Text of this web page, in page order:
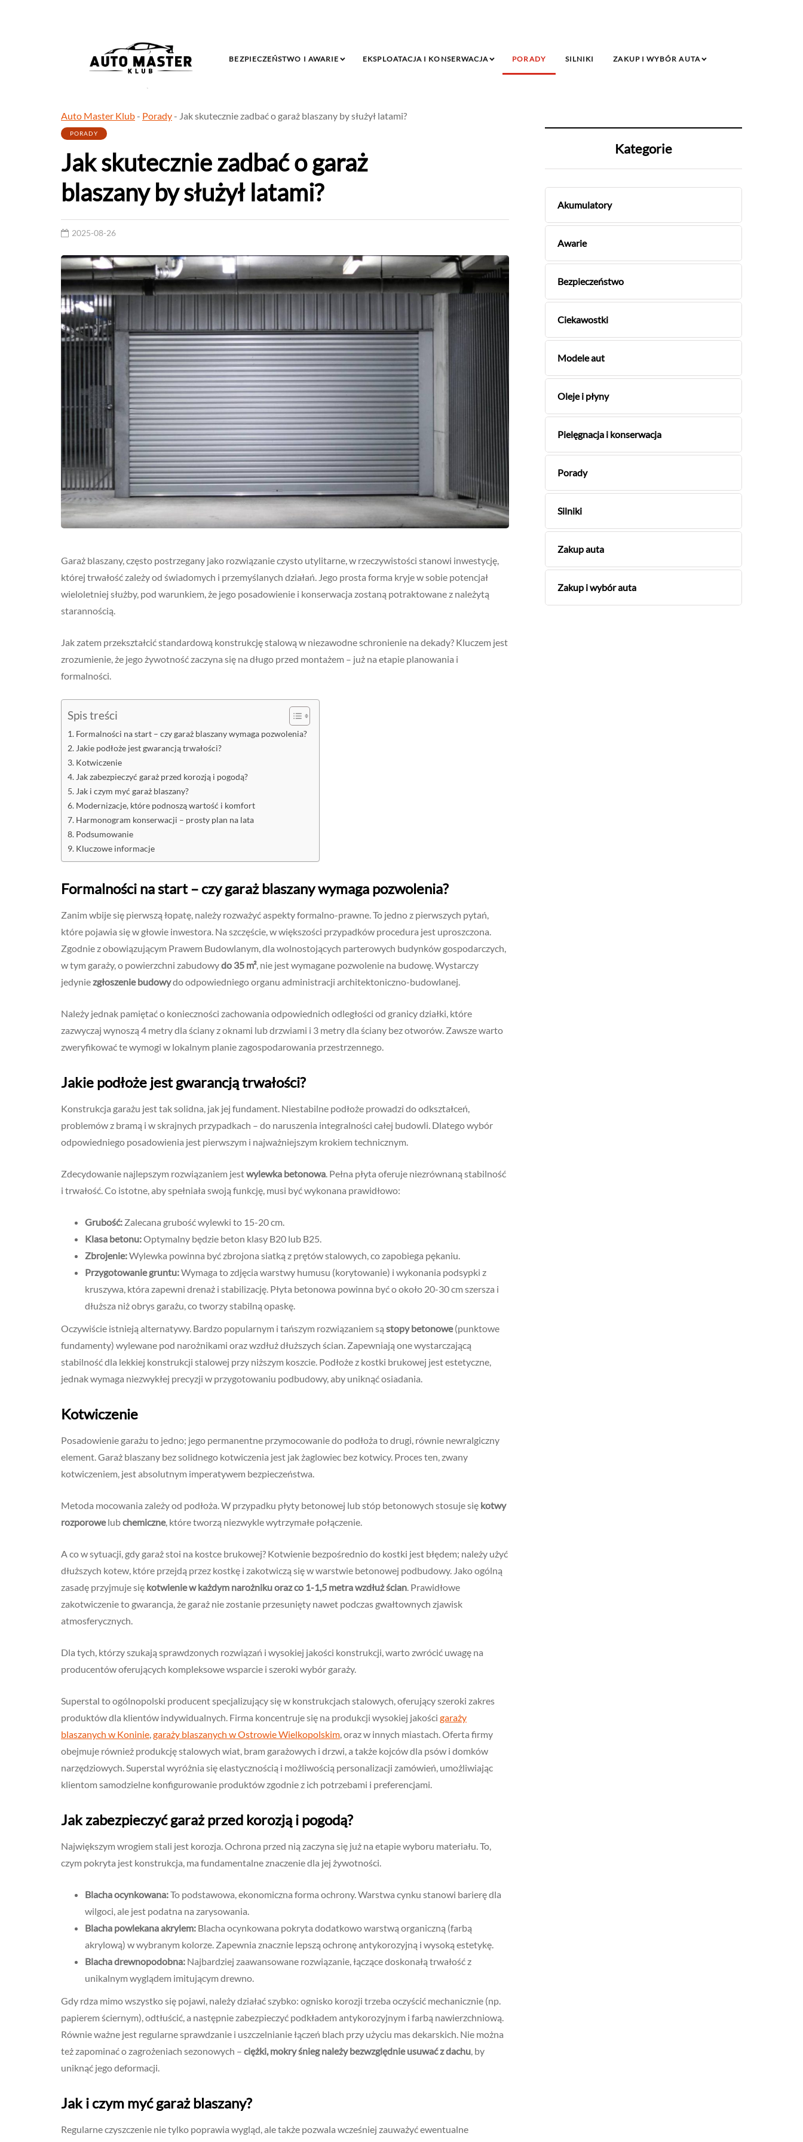
BEZPIECZEŃSTWO I AWARIE EKSPLOATACJA I KONSERWACJA PORADY SILNIKI ZAKUP I WYBÓR AUTA
Auto Master Klub- Porady- Jak skutecznie zadbać o garaż blaszany by służył latami?
PORADY
Jak skutecznie zadbać o garaż
blaszany by służył latami?
2025-08-26
Garaż blaszany, często postrzegany jako rozwiązanie czysto utylitarne, w rzeczywistości stanowi inwestycję,
której trwałość zależy od świadomych i przemyślanych działań. Jego prosta forma kryje w sobie potencjał
wieloletniej służby, pod warunkiem, że jego posadowienie i konserwacja zostaną potraktowane z należytą
starannością.
Jak zatem przekształcić standardową konstrukcję stalową w niezawodne schronienie na dekady? Kluczem jest
zrozumienie, że jego żywotność zaczyna się na długo przed montażem – już na etapie planowania i
formalności.
Spis treści
Formalności na start – czy garaż blaszany wymaga pozwolenia?
Jakie podłoże jest gwarancją trwałości?
Kotwiczenie
Jak zabezpieczyć garaż przed korozją i pogodą?
Jak i czym myć garaż blaszany?
Modernizacje, które podnoszą wartość i komfort
Harmonogram konserwacji – prosty plan na lata
Podsumowanie
Kluczowe informacje
Formalności na start – czy garaż blaszany wymaga pozwolenia?
Zanim wbije się pierwszą łopatę, należy rozważyć aspekty formalno-prawne. To jedno z pierwszych pytań,
które pojawia się w głowie inwestora. Na szczęście, w większości przypadków procedura jest uproszczona.
Zgodnie z obowiązującym Prawem Budowlanym, dla wolnostojących parterowych budynków gospodarczych,
w tym garaży, o powierzchni zabudowydo 35 m², nie jest wymagane pozwolenie na budowę. Wystarczy
jedyniezgłoszenie budowydo odpowiedniego organu administracji architektoniczno-budowlanej.
Należy jednak pamiętać o konieczności zachowania odpowiednich odległości od granicy działki, które
zazwyczaj wynoszą 4 metry dla ściany z oknami lub drzwiami i 3 metry dla ściany bez otworów. Zawsze warto
zweryfikować te wymogi w lokalnym planie zagospodarowania przestrzennego.
Jakie podłoże jest gwarancją trwałości?
Konstrukcja garażu jest tak solidna, jak jej fundament. Niestabilne podłoże prowadzi do odkształceń,
problemów z bramą i w skrajnych przypadkach – do naruszenia integralności całej budowli. Dlatego wybór
odpowiedniego posadowienia jest pierwszym i najważniejszym krokiem technicznym.
Zdecydowanie najlepszym rozwiązaniem jestwylewka betonowa . Pełna płyta oferuje niezrównaną stabilność
i trwałość. Co istotne, aby spełniała swoją funkcję, musi być wykonana prawidłowo:
Grubość: Zalecana grubość wylewki to 15-20 cm.
Klasa betonu:Optymalny będzie beton klasy B20 lub B25.
Zbrojenie:Wylewka powinna być zbrojona siatką z prętów stalowych, co zapobiega pękaniu.
Przygotowanie gruntu:Wymaga to zdjęcia warstwy humusu (korytowanie) i wykonania podsypki z
kruszywa, która zapewni drenaż i stabilizację. Płyta betonowa powinna być o około 20-30 cm szersza i
dłuższa niż obrys garażu, co tworzy stabilną opaskę.
Oczywiście istnieją alternatywy. Bardzo popularnym i tańszym rozwiązaniem są stopy betonowe(punktowe
fundamenty) wylewane pod narożnikami oraz wzdłuż dłuższych ścian. Zapewniają one wystarczającą
stabilność dla lekkiej konstrukcji stalowej przy niższym koszcie. Podłoże z kostki brukowej jest estetyczne,
jednak wymaga niezwykłej precyzji w przygotowaniu podbudowy, aby uniknąć osiadania.
Kotwiczenie
Posadowienie garażu to jedno; jego permanentne przymocowanie do podłoża to drugi, równie newralgiczny
element. Garaż blaszany bez solidnego kotwiczenia jest jak żaglowiec bez kotwicy. Proces ten, zwany
kotwiczeniem, jest absolutnym imperatywem bezpieczeństwa.
Metoda mocowania zależy od podłoża. W przypadku płyty betonowej lub stóp betonowych stosuje się kotwy
rozporowelubchemiczne, które tworzą niezwykle wytrzymałe połączenie.
A co w sytuacji, gdy garaż stoi na kostce brukowej? Kotwienie bezpośrednio do kostki jest błędem; należy użyć
dłuższych kotew, które przejdą przez kostkę i zakotwiczą się w warstwie betonowej podbudowy. Jako ogólną
zasadę przyjmuje się kotwienie w każdym narożniku oraz co 1-1,5 metra wzdłuż ścian . Prawidłowe
zakotwiczenie to gwarancja, że garaż nie zostanie przesunięty nawet podczas gwałtownych zjawisk
atmosferycznych.
Dla tych, którzy szukają sprawdzonych rozwiązań i wysokiej jakości konstrukcji, warto zwrócić uwagę na
producentów oferujących kompleksowe wsparcie i szeroki wybór garaży.
Superstal to ogólnopolski producent specjalizujący się w konstrukcjach stalowych, oferujący szeroki zakres
produktów dla klientów indywidualnych. Firma koncentruje się na produkcji wysokiej jakości garaży
blaszanych w Koninie garaży blaszanych w Ostrowie Wielkopolskim , oraz w innych miastach. Oferta firmy
obejmuje również produkcję stalowych wiat, bram garażowych i drzwi, a także kojców dla psów i domków
narzędziowych. Superstal wyróżnia się elastycznością i możliwością personalizacji zamówień, umożliwiając
klientom samodzielne konfigurowanie produktów zgodnie z ich potrzebami i preferencjami.
Jak zabezpieczyć garaż przed korozją i pogodą?
Największym wrogiem stali jest korozja. Ochrona przed nią zaczyna się już na etapie wyboru materiału. To,
czym pokryta jest konstrukcja, ma fundamentalne znaczenie dla jej żywotności.
Blacha ocynkowana:To podstawowa, ekonomiczna forma ochrony. Warstwa cynku stanowi barierę dla
wilgoci, ale jest podatna na zarysowania.
Blacha powlekana akrylem: Blacha ocynkowana pokryta dodatkowo warstwą organiczną (farbą
akrylową) w wybranym kolorze. Zapewnia znacznie lepszą ochronę antykorozyjną i wysoką estetykę.
Blacha drewnopodobna: Najbardziej zaawansowane rozwiązanie, łączące doskonałą trwałość z
unikalnym wyglądem imitującym drewno.
Gdy rdza mimo wszystko się pojawi, należy działać szybko: ognisko korozji trzeba oczyścić mechanicznie (np.
papierem ściernym), odtłuścić, a następnie zabezpieczyć podkładem antykorozyjnym i farbą nawierzchniową.
Równie ważne jest regularne sprawdzanie i uszczelnianie łączeń blach przy użyciu mas dekarskich. Nie można
też zapominać o zagrożeniach sezonowych – ciężki, mokry śnieg należy bezwzględnie usuwać z dachu , by
uniknąć jego deformacji.
Jak i czym myć garaż blaszany?
Regularne czyszczenie nie tylko poprawia wygląd, ale także pozwala wcześniej zauważyć ewentualne
Kategorie
Akumulatory
Awarie
Bezpieczeństwo
Ciekawostki
Modele aut
Oleje i płyny
Pielęgnacja i konserwacja
Porady
Silniki
Zakup auta
Zakup i wybór auta